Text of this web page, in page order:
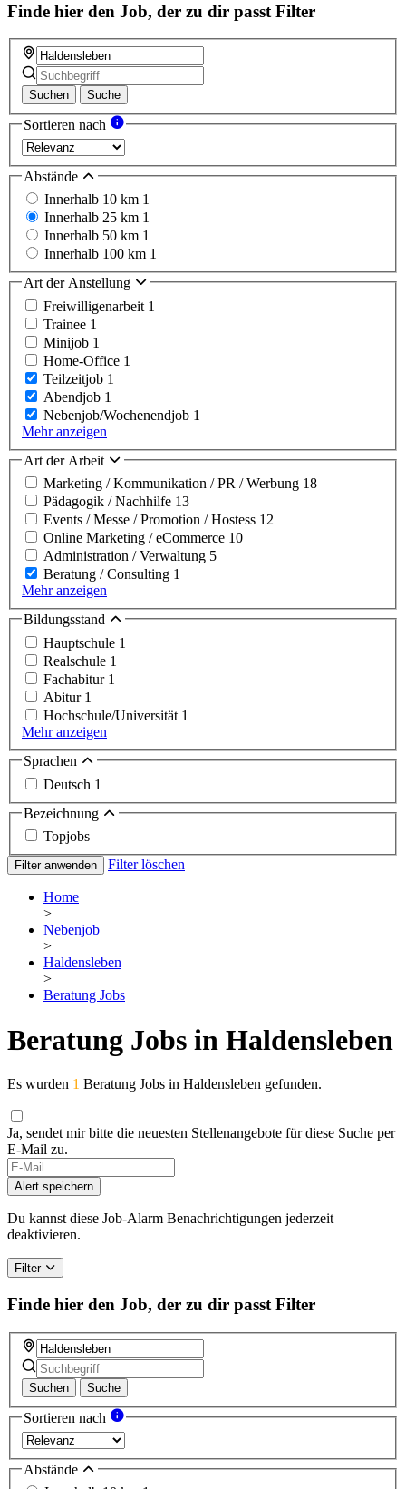
Finde hier den Job, der zu dir passt Filter
Suchen Suche
Sortieren nach
Abstände
Innerhalb 10 km 1
Innerhalb 25 km 1
Innerhalb 50 km 1
Innerhalb 100 km 1
Art der Anstellung
Freiwilligenarbeit 1
Trainee 1
Minijob 1
Home-Office 1
Teilzeitjob 1
Abendjob 1
Nebenjob/Wochenendjob 1
Mehr anzeigen
Art der Arbeit
Marketing / Kommunikation / PR / Werbung 18
Pädagogik / Nachhilfe 13
Events / Messe / Promotion / Hostess 12
Online Marketing / eCommerce 10
Administration / Verwaltung 5
Beratung / Consulting 1
Mehr anzeigen
Bildungsstand
Hauptschule 1
Realschule 1
Fachabitur 1
Abitur 1
Hochschule/Universität 1
Mehr anzeigen
Sprachen
Deutsch 1
Bezeichnung
Topjobs
Filter anwenden Filter löschen
Home
>
Nebenjob
>
Haldensleben
>
Beratung Jobs
Beratung Jobs in Haldensleben
Es wurden 1 Beratung Jobs in Haldensleben gefunden.
Ja, sendet mir bitte die neuesten Stellenangebote für diese Suche per
E-Mail zu.
If
you
are
a
human,
this
field
Alert speichern
Du kannst diese Job-Alarm Benachrichtigungen jederzeit
deaktivieren.
Filter
Finde hier den Job, der zu dir passt Filter
Suchen Suche
Sortieren nach
Abstände